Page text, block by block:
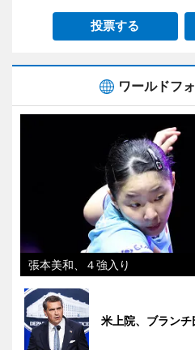
投票する
ワールドフ
張本美和、４強入り
米上院、ブラン